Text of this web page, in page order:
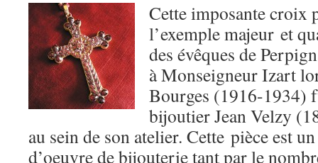
Cette imposante croix
l’exemple majeur et
des évêques de
à Monseigneur Izart
Bourges (1916-1934)
bijoutier Jean Velzy
au sein de son atelier. Cette pièce est
d’oeuvre de bijouterie tant par le